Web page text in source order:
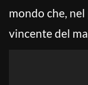
mondo che,
vincente del